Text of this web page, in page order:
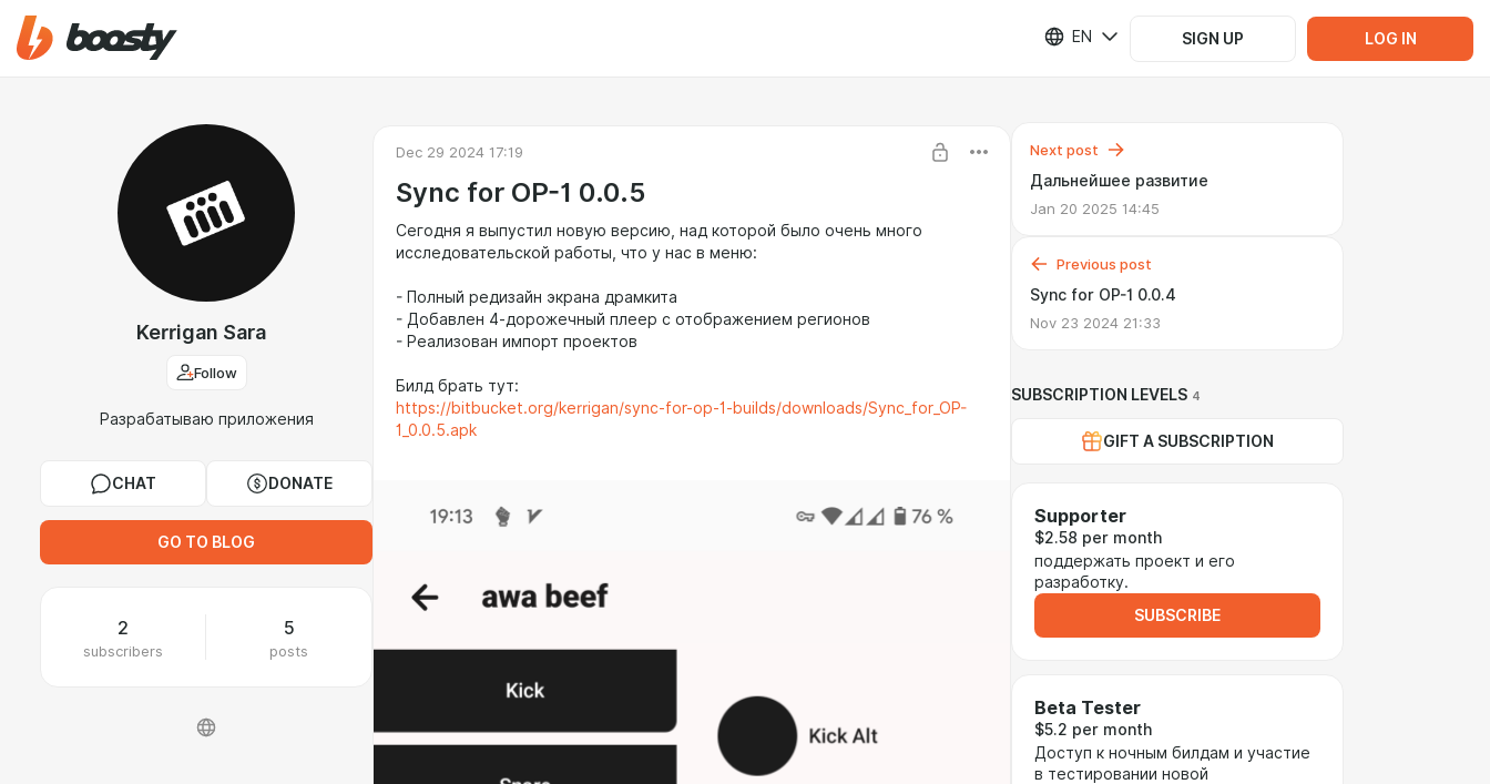
EN SIGN UP LOG IN
Kerrigan Sara
Follow
Разрабатываю приложения
CHAT DONATE
GO TO BLOG
2
subscribers
5
posts
Dec 29 2024 17:19
Sync for OP-1 0.0.5
Сегодня я выпустил новую версию, над которой было очень много
исследовательской работы, что у нас в меню:
- Полный редизайн экрана драмкита
- Добавлен 4-дорожечный плеер с отображением регионов
- Реализован импорт проектов
Билд брать тут:
https://bitbucket.org/kerrigan/sync-for-op-1-builds/downloads/Sync_for_OP-
1_0.0.5.apk
Next post
Дальнейшее развитие
Jan 20 2025 14:45
Previous post
Sync for OP-1 0.0.4
Nov 23 2024 21:33
SUBSCRIPTION LEVELS 4
GIFT A SUBSCRIPTION
Supporter
$2.58 per month
поддержать проект и его
разработку.
SUBSCRIBE
Beta Tester
$5.2 per month
Доступ к ночным билдам и участие
в тестировании новой